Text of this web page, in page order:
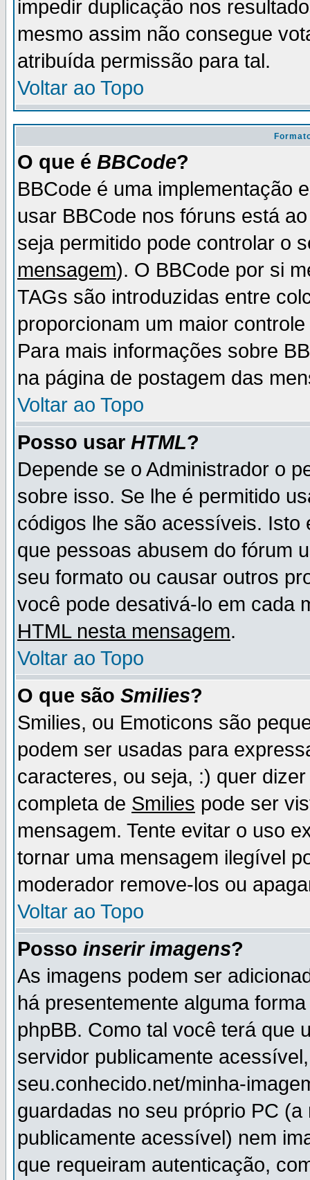
impedir duplicação nos
mesmo assim não consegue
atribuída permissão para tal.
Voltar ao Topo
O que é BBCode?
BBCode é uma implementação
usar BBCode nos fóruns está
seja permitido pode controlar o
mensagem). O BBCode por si
TAGs são introduzidas entre
proporcionam um maior
Para mais informações sobre
na página de postagem das
Voltar ao Topo
Posso usar HTML?
Depende se o Administrador o
sobre isso. Se lhe é permitido
códigos lhe são acessíveis.
que pessoas abusem do fórum
seu formato ou causar outros
você pode desativá-lo em cada
HTML nesta mensagem.
Voltar ao Topo
O que são Smilies?
Smilies, ou Emoticons são
podem ser usadas para
caracteres, ou seja, :) quer
completa de Smilies pode ser
mensagem. Tente evitar o uso
tornar uma mensagem ilegível
moderador remove-los ou
Voltar ao Topo
Posso inserir imagens?
As imagens podem ser
há presentemente alguma
phpBB. Como tal você terá que
servidor publicamente
seu.conhecido.net/minha-
guardadas no seu próprio PC
publicamente acessível) nem
que requeiram autenticação,